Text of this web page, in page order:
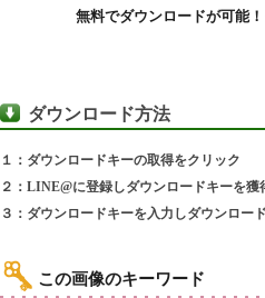
無料でダウンロードが可能！
ダウンロード方法
１：ダウンロードキーの取得をクリック
２：LINE@に登録しダウンロードキーを獲
３：ダウンロードキーを入力しダウンロー
この画像のキーワード